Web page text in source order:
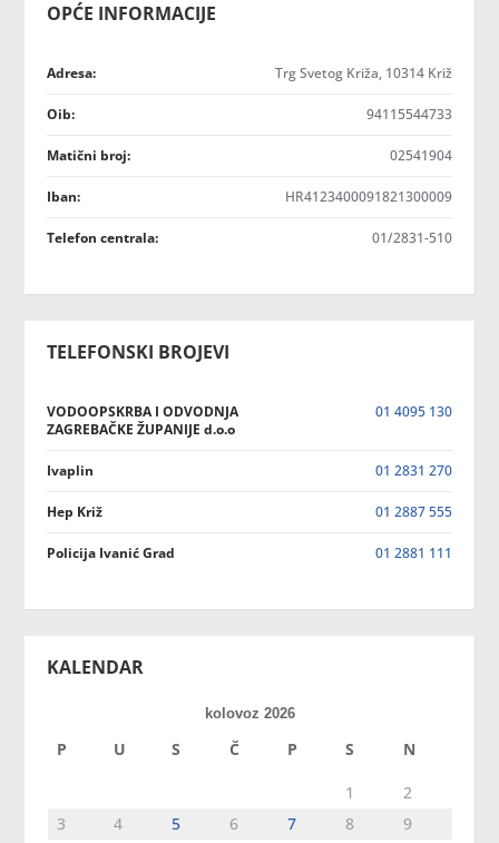
OPĆE INFORMACIJE
Adresa: Trg Svetog Križa, 10314 Križ
Oib: 94115544733
Matični broj: 02541904
Iban: HR4123400091821300009
Telefon centrala: 01/2831-510
TELEFONSKI BROJEVI
VODOOPSKRBA I ODVODNJA
ZAGREBAČKE ŽUPANIJE d.o.o
01 4095 130
Ivaplin 01 2831 270
Hep Križ 01 2887 555
Policija Ivanić Grad 01 2881 111
KALENDAR
kolovoz 2026
P U S Č P S N
1
2
3
4 5 6 7 8
9